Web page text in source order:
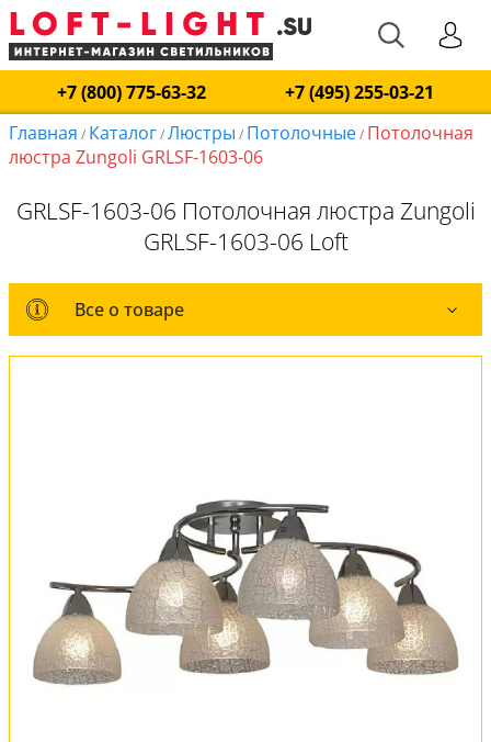
+7 (800) 775-63-32
+7 (495) 255-03-21
Главная / Каталог/Люстры / Потолочные/ Потолочная
люстра Zungoli GRLSF-1603-06
GRLSF-1603-06 Потолочная люстра Zungoli
GRLSF-1603-06 Loft
Все о товаре
Все о товаре
Оплата и доставка
Обмен и возврат
Установка
FAQ